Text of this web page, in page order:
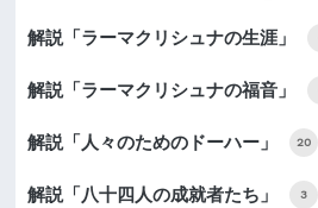
解説「ラーマクリシュナの生涯」
解説「ラーマクリシュナの福音」
解説「人々のためのドーハー」 20
解説「八十四人の成就者たち」 3